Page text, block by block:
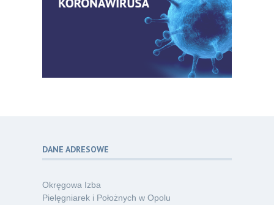
06
Zaproszenie na Ogólnopolską
Konferencję Naukową „Terminologia
w pielęgniarstwie – komunikacja,
standaryzacja, praktyka”
06
Poza sezonem, poza schematem –
o nowym spojrzeniu na profilaktykę
DANE ADRESOWE
Okręgowa Izba
Pielęgniarek i Położnych w Opolu